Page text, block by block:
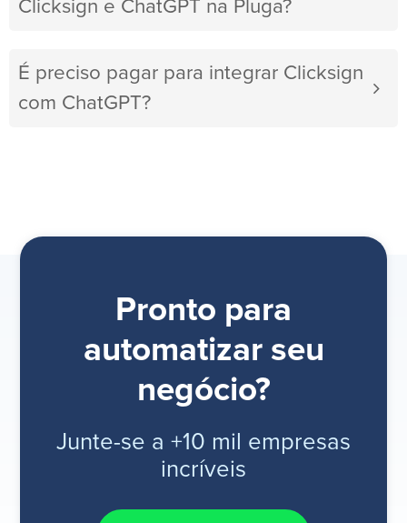
Clicksign e ChatGPT na Pluga?
É preciso pagar para integrar Clicksign
com ChatGPT?
Pronto para
automatizar seu
negócio?
Junte-se a +10 mil empresas
incríveis